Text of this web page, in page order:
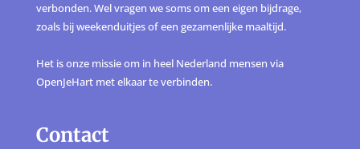
verbonden. Wel vragen we soms om een eigen bijdrage,
zoals bij weekenduitjes of een gezamenlijke maaltijd.
Het is onze missie om in heel Nederland mensen via
OpenJeHart met elkaar te verbinden.
Contact